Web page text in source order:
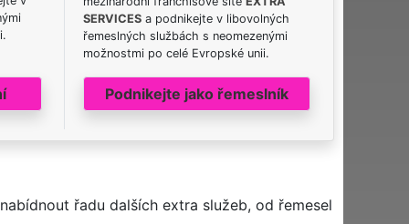
SERVICES a podnikejte v libovolných
řemeslných službách s neomezenými
možnostmi po celé Evropské unii.
Podnikejte jako řemeslník
řadu dalších extra služeb, od řemesel